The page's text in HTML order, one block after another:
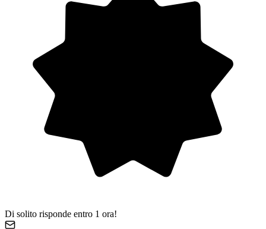
Di solito risponde entro 1 ora!